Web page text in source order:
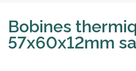
Bobines
57x60x12mm